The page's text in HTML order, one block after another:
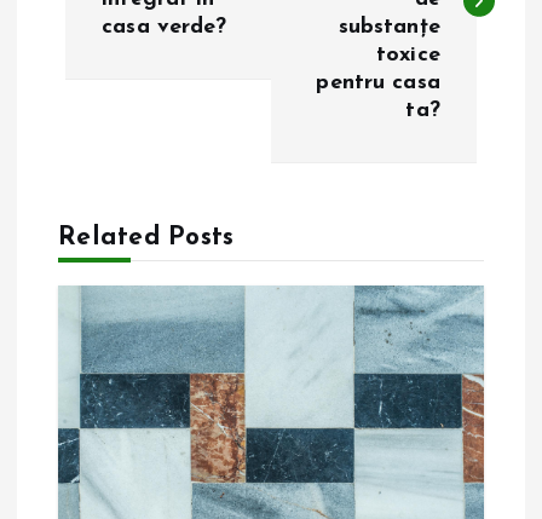
r
e
a
casa verde?
substanțe
toxice
pentru casa
ta?
Related Posts